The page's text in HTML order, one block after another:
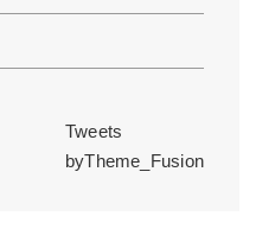
Tweets
byTheme_Fusion